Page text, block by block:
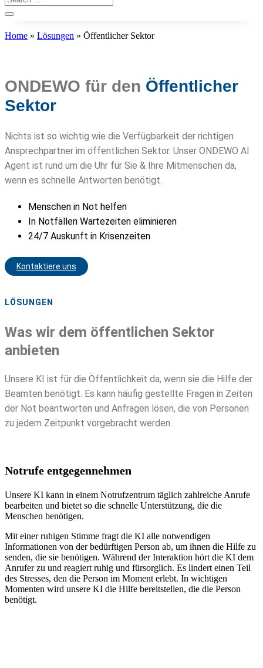
Home » Lösungen » Öffentlicher Sektor
ONDEWO für den Öffentlicher
Sektor
Nichts ist so wichtig wie die Verfügbarkeit der richtigen
Ansprechpartner im öffentlichen Sektor. Unser ONDEWO AI
Agent ist rund um die Uhr für Sie & Ihre Mitmenschen da,
wenn es schnelle Antworten benötigt.
Menschen in Not helfen
In Notfällen Wartezeiten eliminieren
24/7 Auskunft in Krisenzeiten
Kontaktiere uns
LÖSUNGEN
Was wir dem öffentlichen Sektor
anbieten
Unsere KI ist für die Öffentlichkeit da, wenn sie die Hilfe der
Beamten benötigt. Es kann häufig gestellte Fragen in Zeiten
der Not beantworten und Anfragen lösen, die von Personen
zu jedem Zeitpunkt vorgebracht werden.
Notrufe entgegennehmen
Unsere KI kann in einem Notrufzentrum täglich zahlreiche Anrufe
bearbeiten und bietet so die schnelle Unterstützung, die die
Menschen benötigen.
Mit einer ruhigen Stimme fragt die KI alle notwendigen
Informationen von der bedürftigen Person ab, um ihnen die Hilfe zu
senden, die sie benötigen. Während der Interaktion hört die KI dem
Anrufer zu und reagiert ruhig und fürsorglich. Es lindert einen Teil
des Stresses, den die Person im Moment erlebt. In wichtigen
Momenten wird unsere KI die Hilfe bereitstellen, die die Person
benötigt.